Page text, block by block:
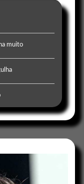
muito